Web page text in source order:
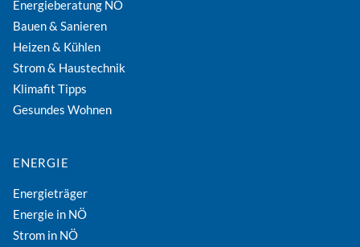
Energieberatung NÖ
Bauen & Sanieren
Heizen & Kühlen
Strom & Haustechnik
Klimafit Tipps
Gesundes Wohnen
ENERGIE
Energieträger
Energie in NÖ
Strom in NÖ